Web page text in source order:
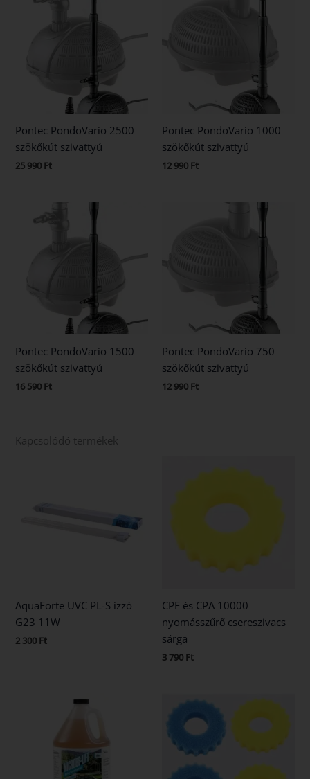
Pontec PondoVario 2500
szökőkút szivattyú
25 990 Ft
Pontec PondoVario 1000
szökőkút szivattyú
12 990 Ft
Pontec PondoVario 1500
szökőkút szivattyú
16 590 Ft
Pontec PondoVario 750
szökőkút szivattyú
12 990 Ft
Kapcsolódó termékek
AquaForte UVC PL-S izzó
G23 11W
2 300 Ft
CPF és CPA 10000
nyomásszűrő csereszivacs
sárga
3 790 Ft